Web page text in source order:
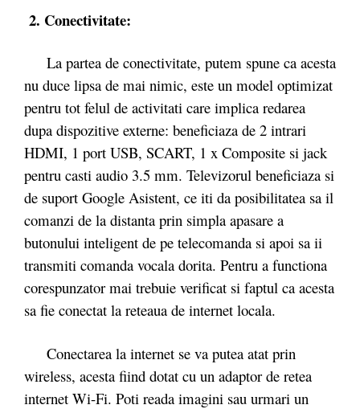
2. Conectivitate:
La partea de conectivitate, putem spune ca acesta
nu duce lipsa de mai nimic, este un model optimizat
pentru tot felul de activitati care implica redarea
dupa dispozitive externe: beneficiaza de 2 intrari
HDMI, 1 port USB, SCART, 1 x Composite si jack
pentru casti audio 3.5 mm. Televizorul beneficiaza si
de suport Google Asistent, ce iti da posibilitatea sa il
comanzi de la distanta prin simpla apasare a
butonului inteligent de pe telecomanda si apoi sa ii
transmiti comanda vocala dorita. Pentru a functiona
corespunzator mai trebuie verificat si faptul ca acesta
sa fie conectat la reteaua de internet locala.
Conectarea la internet se va putea atat prin
wireless, acesta fiind dotat cu un adaptor de retea
internet Wi-Fi. Poti reada imagini sau urmari un